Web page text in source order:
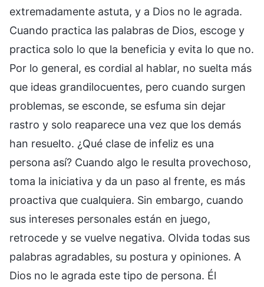
extremadamente astuta, y a Dios no le agrada.
Cuando practica las palabras de Dios, escoge y
practica solo lo que la beneficia y evita lo que no.
Por lo general, es cordial al hablar, no suelta más
que ideas grandilocuentes, pero cuando surgen
problemas, se esconde, se esfuma sin dejar
rastro y solo reaparece una vez que los demás
han resuelto. ¿Qué clase de infeliz es una
persona así? Cuando algo le resulta provechoso,
toma la iniciativa y da un paso al frente, es más
proactiva que cualquiera. Sin embargo, cuando
sus intereses personales están en juego,
retrocede y se vuelve negativa. Olvida todas sus
palabras agradables, su postura y opiniones. A
Dios no le agrada este tipo de persona. Él